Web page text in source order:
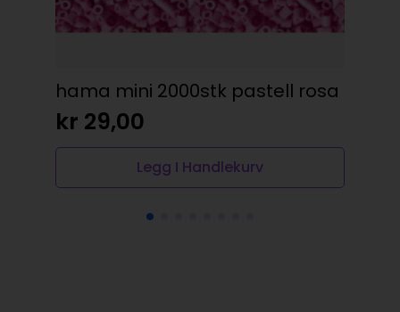
hama mini 2000stk pastell rosa
kr 29,00
Legg I Handlekurv